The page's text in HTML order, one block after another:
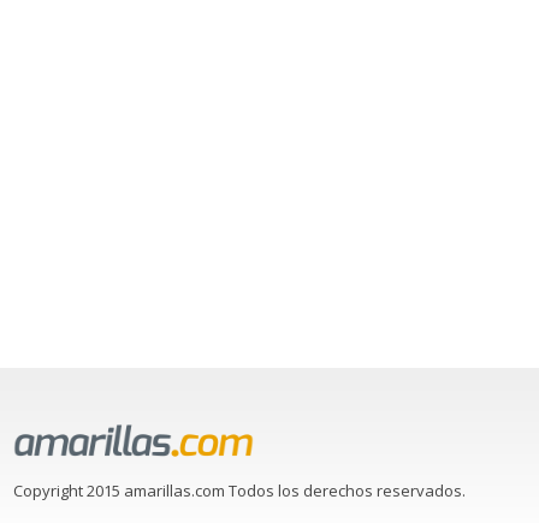
Copyright 2015 amarillas.com Todos los derechos reservados.